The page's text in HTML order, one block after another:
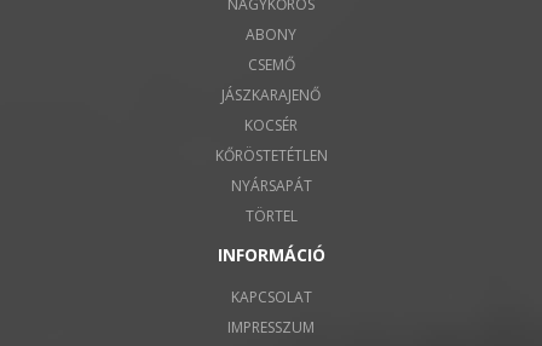
ABONY
CSEMŐ
JÁSZKARAJENŐ
KOCSÉR
KŐRÖSTETÉTLEN
NYÁRSAPÁT
TÖRTEL
INFORMÁCIÓ
KAPCSOLAT
IMPRESSZUM